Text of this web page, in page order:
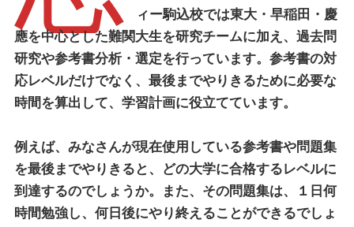
ィー駒込校では東大・早稲田・慶
應を中心とした難関大生を研究チームに加え、過去問
研究や参考書分析・選定を行っています。参考書の対
応レベルだけでなく、最後までやりきるために必要な
時間を算出して、学習計画に役立てています。
例えば、みなさんが現在使用している参考書や問題集
を最後までやりきると、どの大学に合格するレベルに
到達するのでしょうか。また、その問題集は、１日何
時間勉強し、何日後にやり終えることができるでしょ